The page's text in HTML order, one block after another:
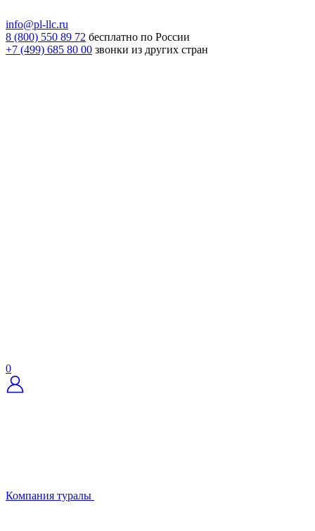
info@pl-llc.ru
8 (800) 550 89 72 бесплатно по России
+7 (499) 685 80 00 звонки из других стран
0
Компания туралы